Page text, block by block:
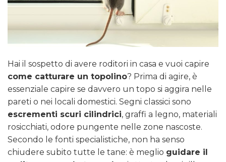
Hai il sospetto di avere roditori in casa e vuoi capire
come catturare un topolino? Prima di agire, è
essenziale capire se davvero un topo si aggira nelle
pareti o nei locali domestici. Segni classici sono
escrementi scuri cilindrici, graffi a legno, materiali
rosicchiati, odore pungente nelle zone nascoste.
Secondo le fonti specialistiche, non ha senso
chiudere subito tutte le tane: è meglio guidare il